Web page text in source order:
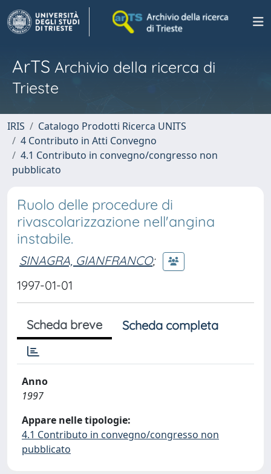
ArTS Archivio della ricerca di
Trieste
IRIS
Catalogo Prodotti Ricerca UNITS
4 Contributo in Atti Convegno
4.1 Contributo in convegno/congresso non
pubblicato
Ruolo delle procedure di
rivascolarizzazione nell'angina
instabile.
SINAGRA, GIANFRANCO;
1997-01-01
Scheda breve Scheda completa
Anno
1997
Appare nelle tipologie:
4.1 Contributo in convegno/congresso non
pubblicato